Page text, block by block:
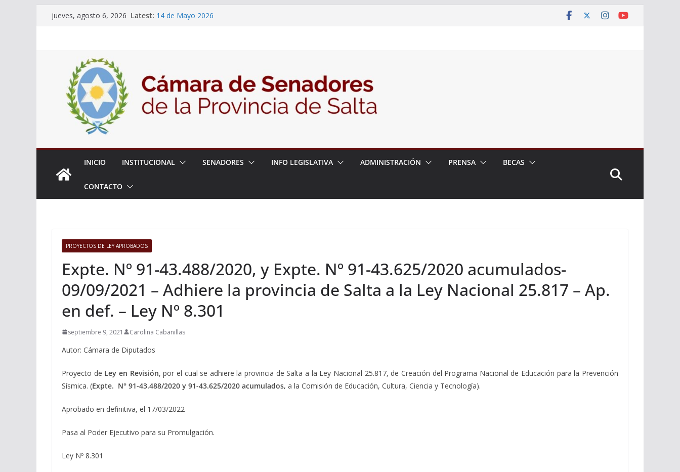
jueves, agosto 6, 2026 Latest: 14 de Mayo 2026
Adjudicacion Simple N° 27/26
INICIO INSTITUCIONAL SENADORES INFO LEGISLATIVA ADMINISTRACIÓN PRENSA BECAS
CONTACTO
PROYECTOS DE LEY APROBADOS
Expte. Nº 91-43.488/2020, y Expte. Nº 91-43.625/2020 acumulados-
09/09/2021 – Adhiere la provincia de Salta a la Ley Nacional 25.817 – Ap.
en def. – Ley Nº 8.301
septiembre 9, 2021 Carolina Cabanillas
Autor: Cámara de Diputados
Proyecto de Ley en Revisión, por el cual se adhiere la provincia de Salta a la Ley Nacional 25.817, de Creación del Programa Nacional de Educación para la Prevención
Sísmica. (Expte. N° 91-43.488/2020 y 91-43.625/2020 acumulados, a la Comisión de Educación, Cultura, Ciencia y Tecnología).
Aprobado en definitiva, el 17/03/2022
Pasa al Poder Ejecutivo para su Promulgación.
Ley Nº 8.301